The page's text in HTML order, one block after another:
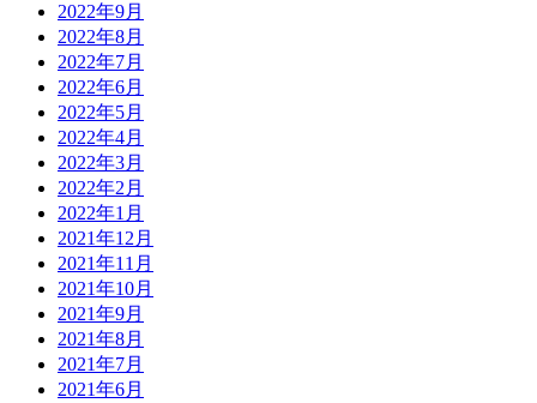
2022年9月
2022年8月
2022年7月
2022年6月
2022年5月
2022年4月
2022年3月
2022年2月
2022年1月
2021年12月
2021年11月
2021年10月
2021年9月
2021年8月
2021年7月
2021年6月